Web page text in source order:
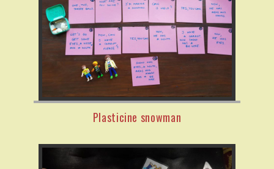
Plasticine snowman